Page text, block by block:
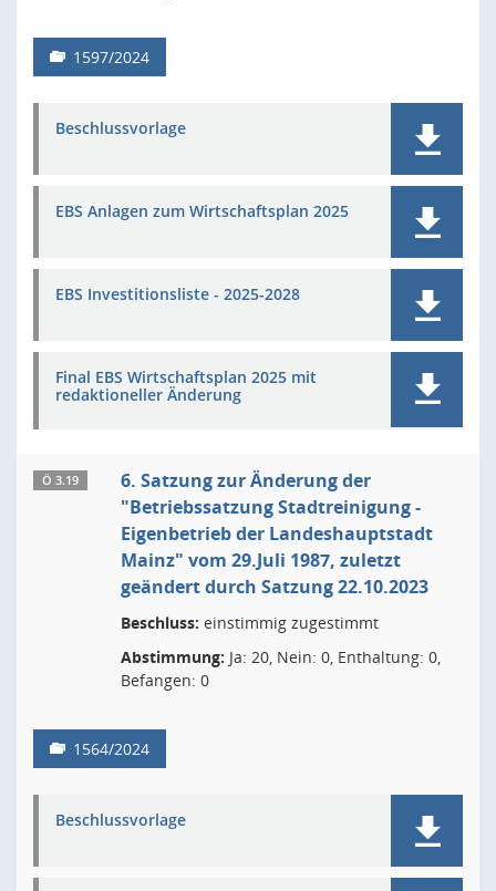
1597/2024
Beschlussvorlage
EBS Anlagen zum Wirtschaftsplan 2025
EBS Investitionsliste - 2025-2028
Final EBS Wirtschaftsplan 2025 mit
redaktioneller Änderung
Ö 3.19
6. Satzung zur Änderung der
"Betriebssatzung Stadtreinigung -
Eigenbetrieb der Landeshauptstadt
Mainz" vom 29.Juli 1987, zuletzt
geändert durch Satzung 22.10.2023
Beschluss: einstimmig zugestimmt
Abstimmung: Ja: 20, Nein: 0, Enthaltung: 0,
Befangen: 0
1564/2024
Beschlussvorlage